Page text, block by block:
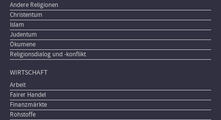
Andere Religionen
Christentum
Islam
Judentum
Ökumene
Religionsdialog und -konflikt
WIRTSCHAFT
Arbeit
Fairer Handel
Finanzmärkte
Rohstoffe